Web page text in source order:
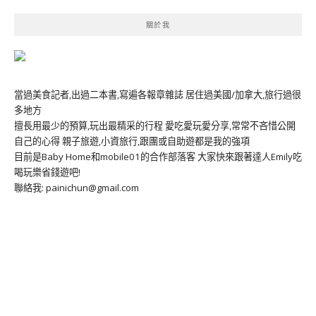
關於我
當過美食記者,出過二本書,寫遍各報章雜誌 居住過美國/加拿大,旅行過很
多地方
擅長用最少的預算,玩出最精采的行程 愛吃愛玩愛分享,常常不吝惜公開
自己的心得 親子旅遊,小資旅行,跟團或自助遊都是我的強項
目前是Baby Home和mobile01的合作部落客 大家快來跟著達人Emily吃
喝玩樂省錢遊吧!
聯絡我: painichun@gmail.com